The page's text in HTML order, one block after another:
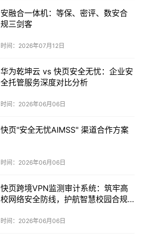
安融合一体机：等保、密评、数安合
规三剑客
时间：2026年07月12日
华为乾坤云 vs 快页安全无忧：企业安
全托管服务深度对比分析
时间：2026年06月06日
快页"安全无忧AIMSS" 渠道合作方案
时间：2026年06月06日
快页跨境VPN监测审计系统：筑牢高
校网络安全防线，护航智慧校园合规
时间：2026年06月06日